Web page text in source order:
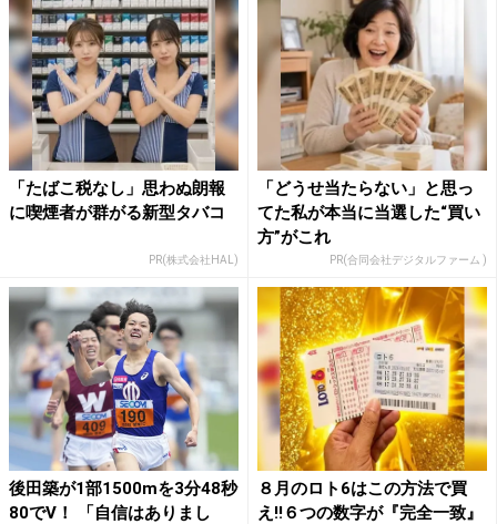
「たばこ税なし」思わぬ朗報
に喫煙者が群がる新型タバコ
PR(株式会社HAL)
「どうせ当たらない」と思っ
てた私が本当に当選した“買い
方”がこれ
PR(合同会社デジタルファーム )
後田築が1部1500mを3分48秒
80でV！ 「自信はありまし
８月のロト6はこの方法で買
え!!６つの数字が『完全一致』